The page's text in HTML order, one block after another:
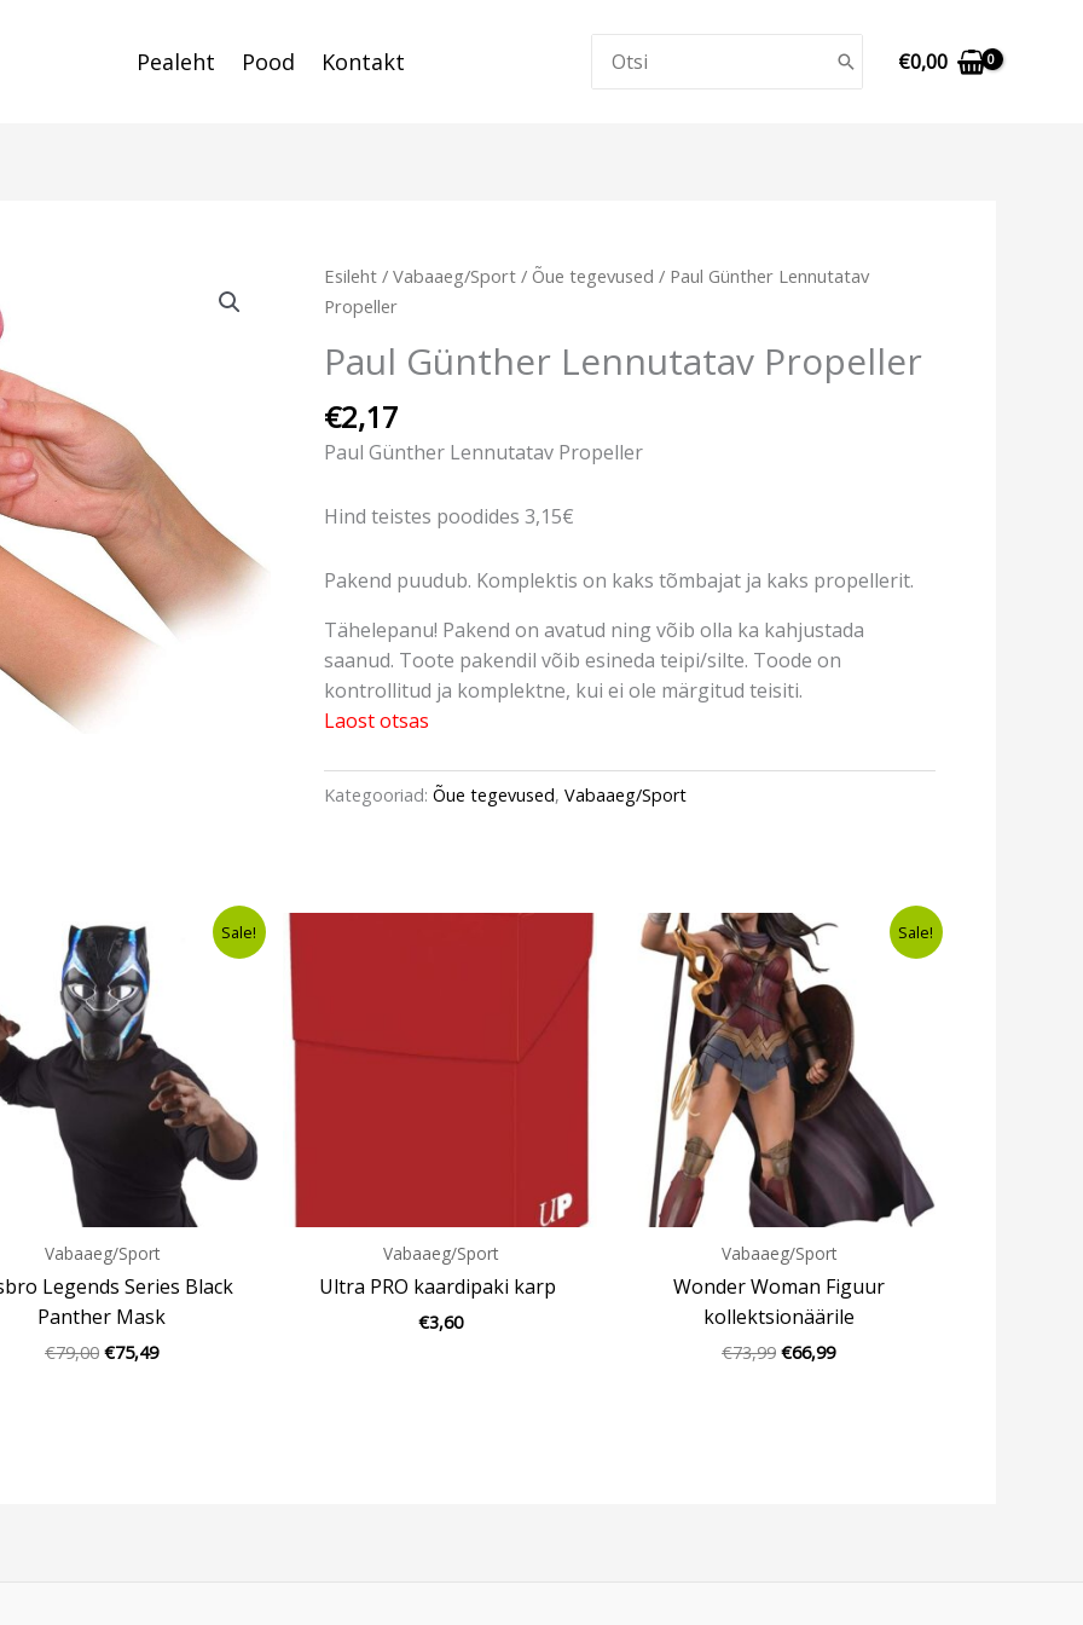
Pealeht Pood Kontakt
for:
€0,00
Esileht / Vabaaeg/Sport / Õue tegevused / Paul Günther Lennutatav
Propeller
Paul Günther Lennutatav Propeller
€2,17
Paul Günther Lennutatav Propeller
Hind teistes poodides 3,15€
Pakend puudub. Komplektis on kaks tõmbajat ja kaks propellerit.
Tähelepanu! Pakend on avatud ning võib olla ka kahjustada
saanud. Toote pakendil võib esineda teipi/silte. Toode on
kontrollitud ja komplektne, kui ei ole märgitud teisiti.
Laost otsas
Kategooriad: Õue tegevused, Vabaaeg/Sport
Sale!
Vabaaeg/Sport
Legends Series Black
Panther Mask
€79,00
Algne
hind
oli:
€79,00.
€75,49
Current
Vabaaeg/Sport
Ultra PRO kaardipaki karp
€3,60
Sale!
Vabaaeg/Sport
Wonder Woman Figuur
kollektsionäärile
€73,99
Algne
hind
oli:
€73,99.
€66,99
Current
€66,99.